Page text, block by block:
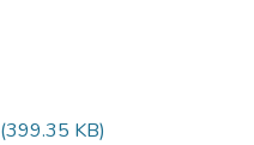
(399.35 KB)